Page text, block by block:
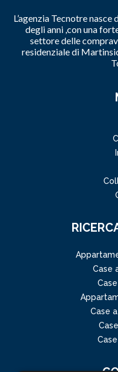
L’agenzia Tecnotre
degli anni ,con una
settore delle
residenziale di
Case
Case